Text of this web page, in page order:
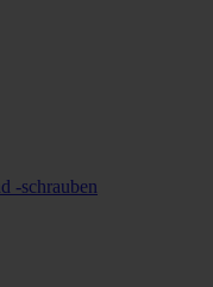
-schrauben